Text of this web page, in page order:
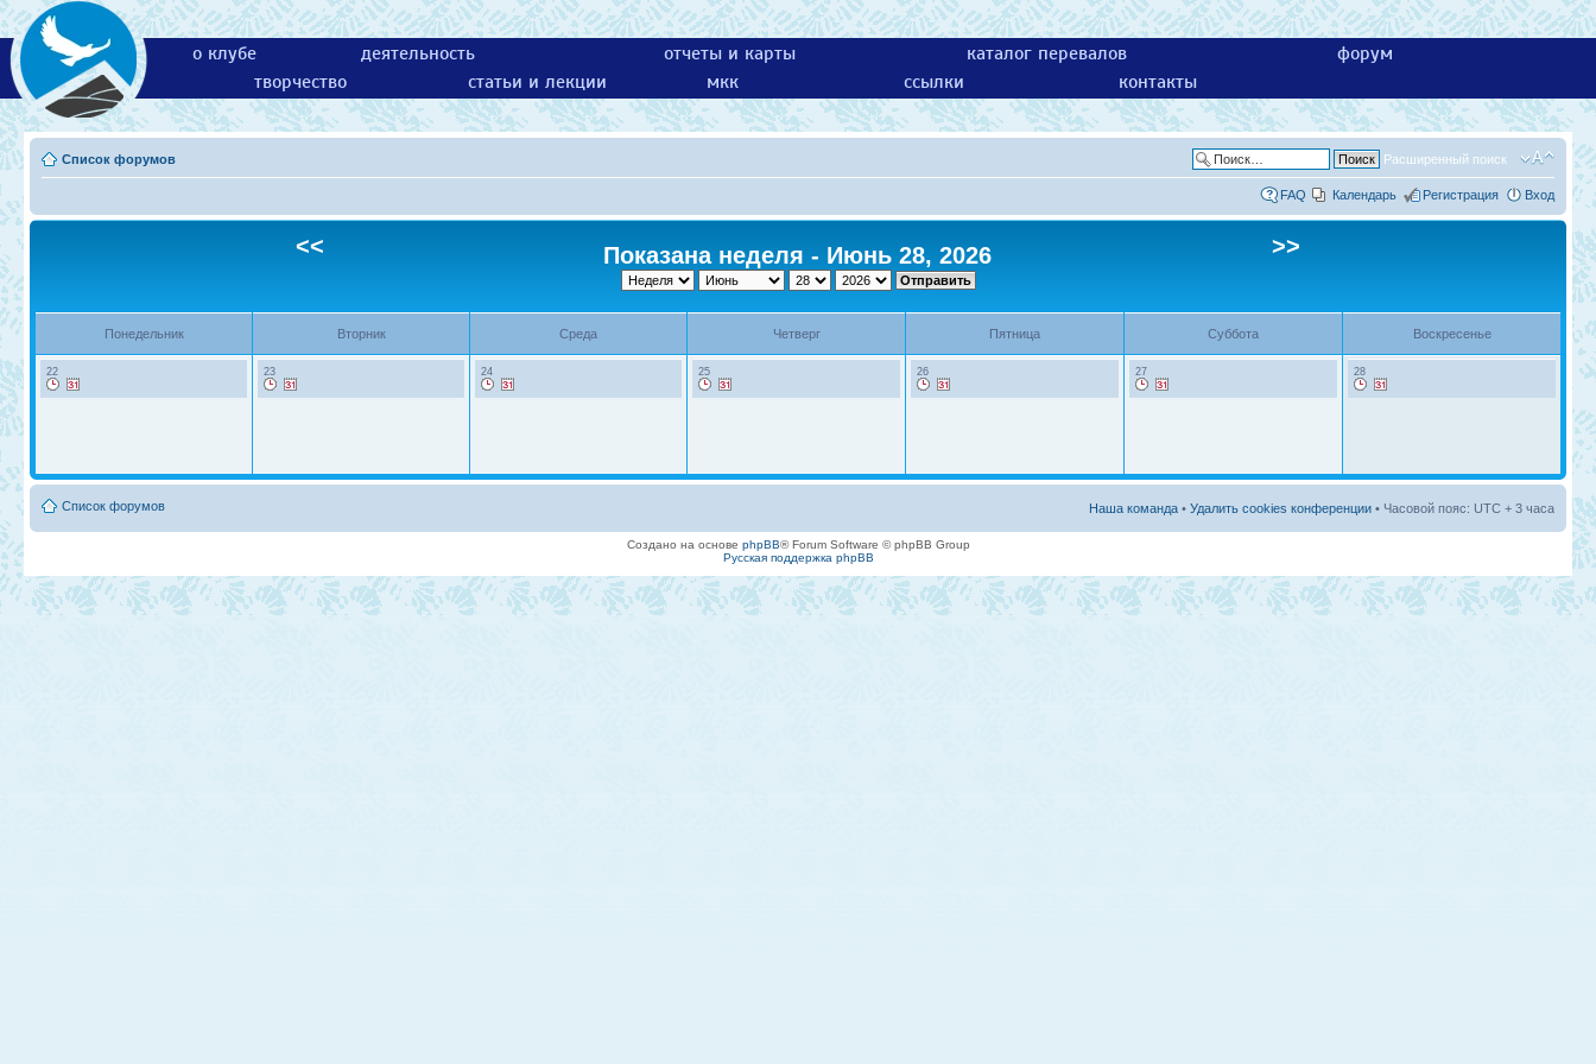
о клубе деятельность отчеты и карты каталог перевалов
форум
творчество
статьи и лекции мкк ссылки контакты
Список форумов Расширенный поиск
FAQ Календарь Регистрация Вход
<< Показана неделя - Июнь 28, 2026 >>
Понедельник Вторник Среда Четверг Пятница Суббота Воскресенье
22 23 24 25 26 27 28
Список форумов Наша команда • Удалить cookies конференции • Часовой пояс: UTC + 3 часа
Создано на основе phpBB® Forum Software © phpBB Group
Русская поддержка phpBB